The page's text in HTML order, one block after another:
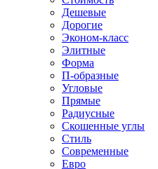
Дешевые
Дорогие
Эконом-класс
Элитные
Форма
П-образные
Угловые
Прямые
Радиусные
Скошенные углы
Стиль
Современные
Евро